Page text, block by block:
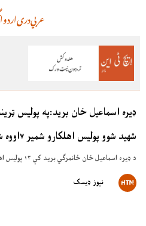
اردودریعربي
ډیره اسماعیل خان برید:په پولیس
شهید شوو پولیس اهلکارو شمیر ۷اووه شو
د ډیره اسماعیل خان ځانمرګي برید کې ۱۳ پولیس اهلکار زخمیان شوي هم دي
نېوز ډیسک